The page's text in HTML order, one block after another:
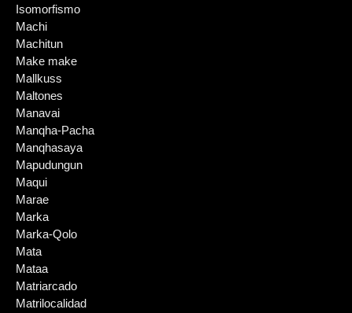
Isomorfismo
Machi
Machitun
Make make
Mallkuss
Maltones
Manavai
Manqha-Pacha
Manqhasaya
Mapudungun
Maqui
Marae
Marka
Marka-Qolo
Mata
Mataa
Matriarcado
Matrilocalidad